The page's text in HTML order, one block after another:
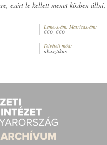
ezért le kellett menet közben
Lemezszám, Matricaszám:
660, 660
Felvételi mód:
akusztikus